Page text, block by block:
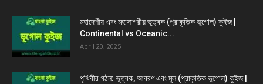
মহাদেশীয় এবং মহাসাগরীয় ভূত্বক (প্রাকৃতিক ভূগোল) কুইজ |
Continental vs Oceanic...
April 20, 2025
পৃথিবীর গঠন: ভূত্বক, আবরণ এবং মূল (প্রাকৃতিক ভূগোল) কুইজ |